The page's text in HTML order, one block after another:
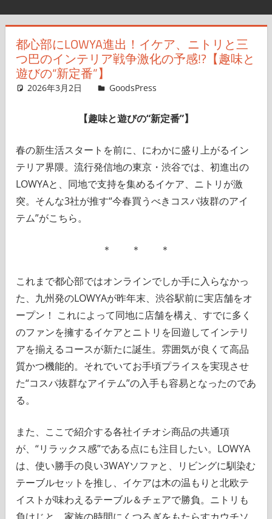
都心部にLOWYA進出！イケア、ニトリと三
つ巴のインテリア戦争激化の予感!?【趣味と
遊びの“新定番”】
2026年3月2日 GoodsPress Web
GoodsPress
【趣味と遊びの“新定番”】
春の新生活スタートを前に、にわかに盛り上がるイン
テリア界隈。流行発信地の東京・渋谷では、初進出の
LOWYAと、同地で支持を集めるイケア、ニトリが激
突。そんな3社が推す“今春買うべきコスパ抜群のアイ
テム”がこちら。
＊ ＊ ＊
これまで都心部ではオンラインでしか手に入らなかっ
た、九州発のLOWYAが昨年末、渋谷駅前に実店舗をオ
ープン！ これによって同地に店舗を構え、すでに多く
のファンを擁するイケアとニトリを回遊してインテリ
アを揃えるコースが新たに誕生。雰囲気が良くて高品
質かつ機能的。それでいてお手頃プライスを実現させ
た“コスパ抜群なアイテム”の入手も容易となったのであ
る。
また、ここで紹介する各社イチオシ商品の共通項
が、“リラックス感”である点にも注目したい。LOWYA
は、使い勝手の良い3WAYソファと、リビングに馴染む
テーブルセットを推し、イケアは木の温もりと北欧テ
イストが味わえるテーブル＆チェアで勝負。ニトリも